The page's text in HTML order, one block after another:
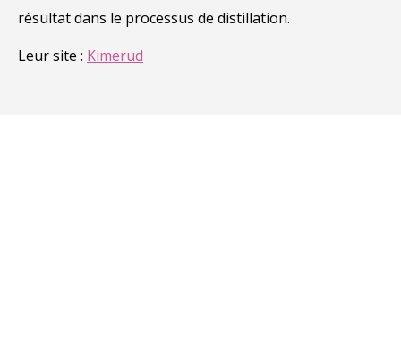
résultat dans le processus de distillation.
Leur site : Kimerud